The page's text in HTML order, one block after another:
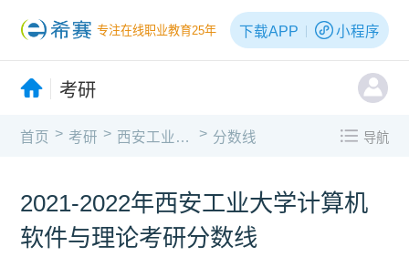
专注在线职业教育25年 下载APP 小程序
考研
首页 > 考研 > 西安工业大学 > 分数线 导航
2021-2022年西安工业大学计算机
软件与理论考研分数线